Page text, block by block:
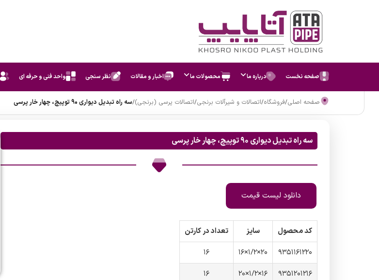
صفحه نخست درباره ما محصولات ما اخبار و مقالات نظر سنجی واحد فنی و حرفه ای
صفحه اصلی/فروشگاه/اتصالات و شیرآلات برنجی/اتصالات پرسی (برنجی)/سه راه تبدیل دیواری 90 توپیچ، چهار خار پرسی
سه راه تبدیل دیواری 90 توپیچ، چهار خار پرسی
دانلود لیست قیمت
کد محصول سایز
تعداد در کارتن
9351161220
20×1/2×16
16
9351201216
16×1/2×20
16